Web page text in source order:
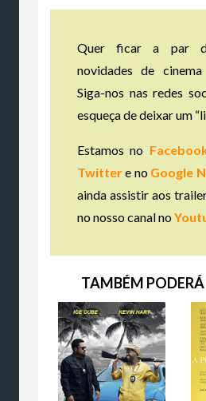
Quer ficar a par
novidades de
Siga-nos nas redes
esqueça de deixar um
Estamos no
Twittere no Google
ainda assistir aos
no nosso canal no
TAMBÉM